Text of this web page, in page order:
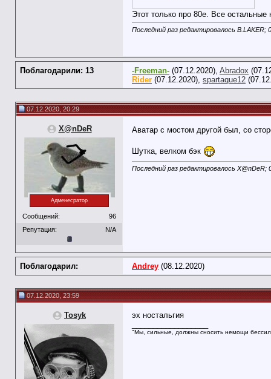
Этот только про 80е. Все
Последний раз редактировалось B.LAKER;
Поблагодарили: 13 -Freeman- (07.12.2020), Abradox
Rider (07.12.2020), spartaque12
07.12.2020, 20:29
X@nDeR
Адменесратор
Сообщений:
96
Репутация:
N/A
Аватар с мостом другой был, со
Шутка, велком бэк
Последний раз редактировалось X@nDeR;
Поблагодарил: Andrey (08.12.2020)
07.12.2020, 23:59
Tosyk
эх ностальгия
"Мы, сильные, должны сносить немощи